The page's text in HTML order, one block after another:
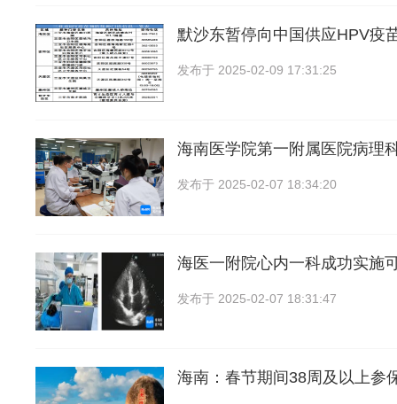
默沙东暂停向中国供应HPV疫
发布于 2025-02-09 17:31:25
海南医学院第一附属医院病理
发布于 2025-02-07 18:34:20
海医一附院心内一科成功实施
发布于 2025-02-07 18:31:47
海南：春节期间38周及以上参